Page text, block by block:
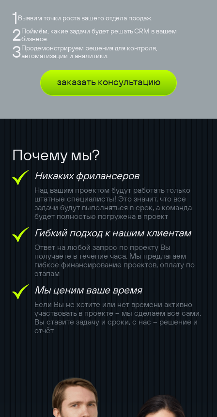
1 Выявим точки роста вашего отдела продаж.
2Поймём, какие задачи будет решать CRM в вашем
бизнесе.
3Продемонстрируем решения для контроля,
автоматизации и аналитики.
заказать консультацию
Почему мы?
Никаких фрилансеров
Над вашим проектом будут работать только
штатные специалисты! Это значит, что все
задачи будут выполняться в срок, а команда
будет полностью погружена в проект
Гибкий подход к нашим клиентам
Ответ на любой запрос по проекту Вы
получаете в течение часа. Мы предлагаем
гибкое финансирование проектов, оплату по
этапам
Мы ценим ваше время
Если Вы не хотите или нет времени активно
участвовать в проекте – мы сделаем все сами.
Вы ставите задачу и сроки, с нас – решение и
отчёт